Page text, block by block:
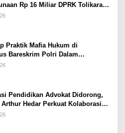
Rp 16 Miliar DPRK Tolikara
Praktik Mafia Hukum di
Bareskrim Polri Dalam
Kasus PT ARA
Pendidikan Advokat Didorong,
Hedar Perkuat Kolaborasi